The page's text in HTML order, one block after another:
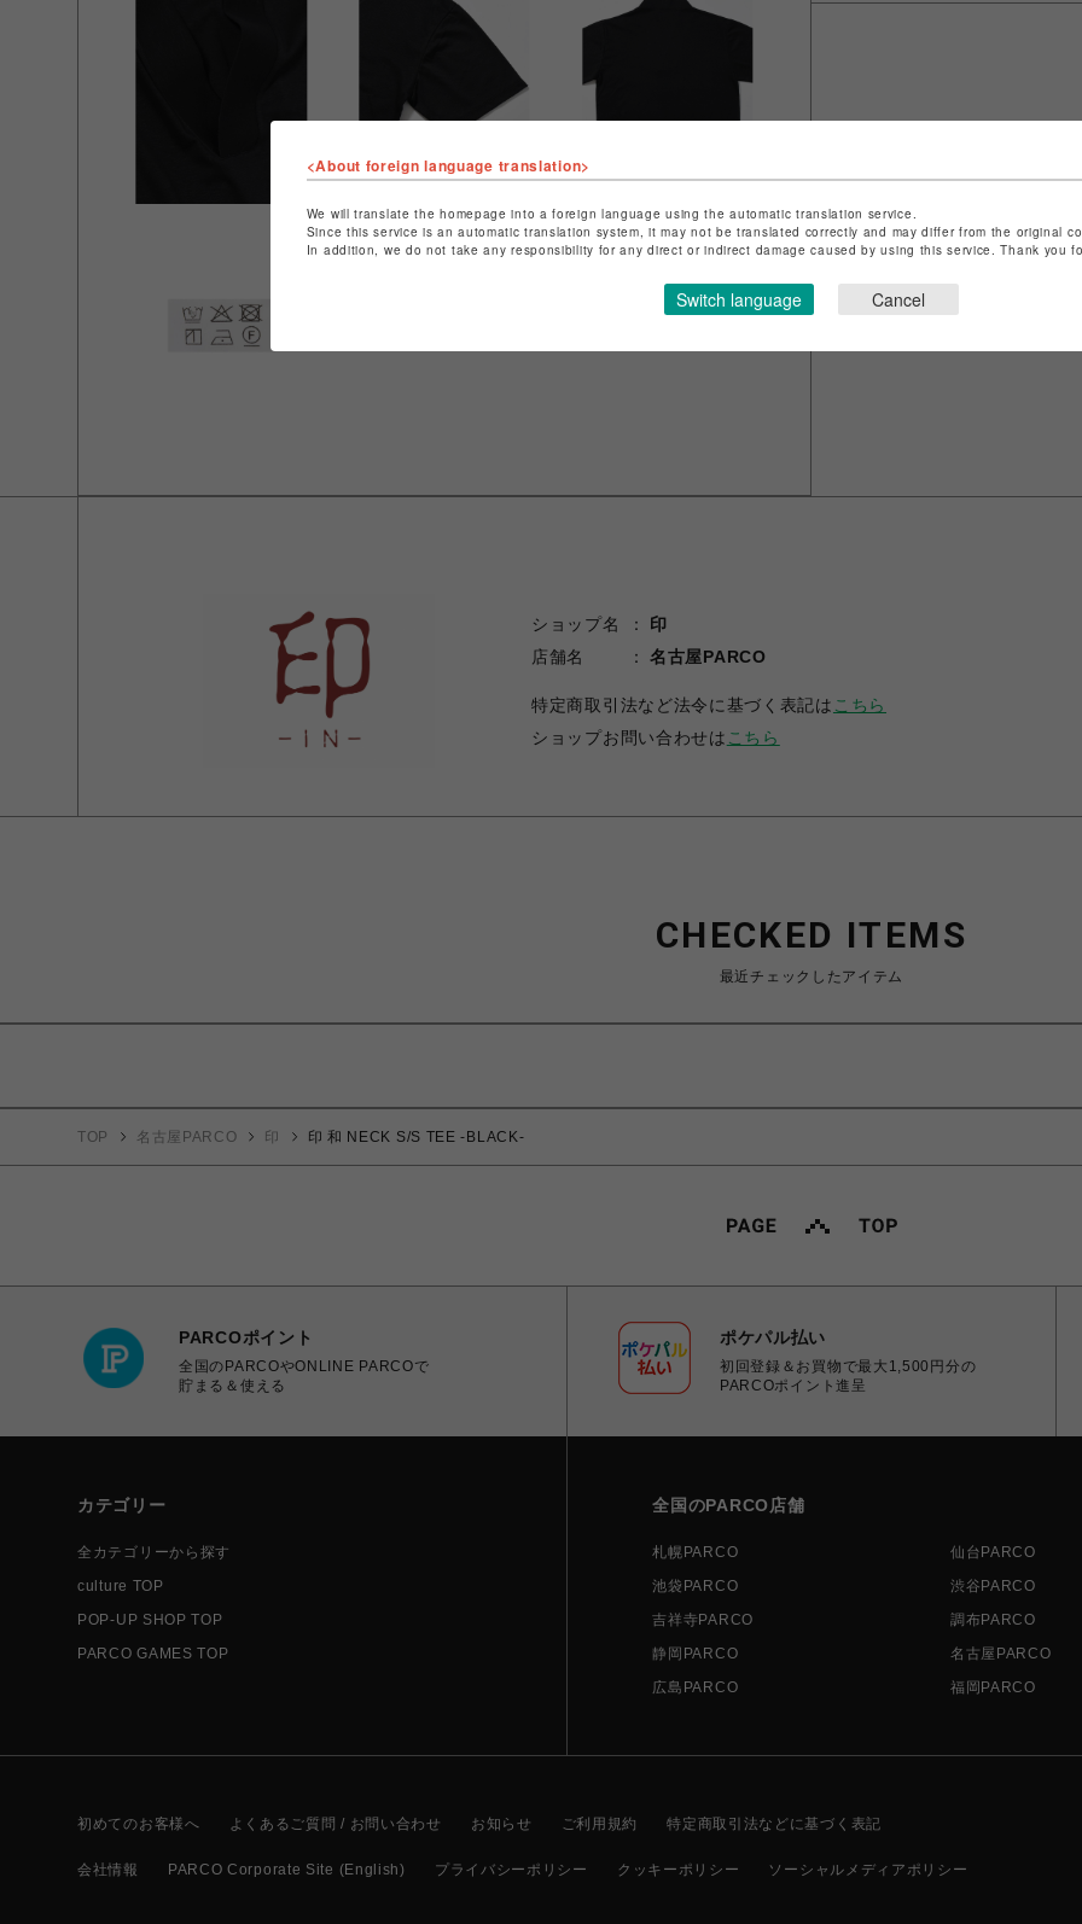
ショップ名
印
店舗名
名古屋PARCO
特定商取引法など法令に基づく表記は こちら
ショップお問い合わせは こちら
CHECKED ITEMS
最近チェックしたアイテム
TOP 名古屋PARCO 印 印 和 NECK S/S TEE -BLACK-
PARCOポイント
全国のPARCOやONLINE PARCOで
貯まる＆使える
ポケパル払い
初回登録＆お買物で最大1,500円分の
PARCOポイント進呈
カテゴリー
全カテゴリーから探す
culture TOP
POP-UP SHOP TOP
PARCO GAMES TOP
全国のPARCO店舗
札幌PARCO 仙台PARCO
池袋PARCO
渋谷PARCO
吉祥寺PARCO
調布PARCO
静岡PARCO
名古屋PARCO
広島PARCO
福岡PARCO
初めてのお客様へ よくあるご質問 / お問い合わせ お知らせ ご利用規約 特定商取引法などに基づく表記
会社情報 PARCO Corporate Site (English) プライバシーポリシー クッキーポリシー ソーシャルメディアポリシー
<About foreign language translation>
We will translate the homepage into a foreign language using the automatic translation service.
Since this service is an automatic translation system, it may not be translated correctly and may differ from the original
In addition, we do not take any responsibility for any direct or indirect damage caused by using this service. Thank you
Switch language Cancel